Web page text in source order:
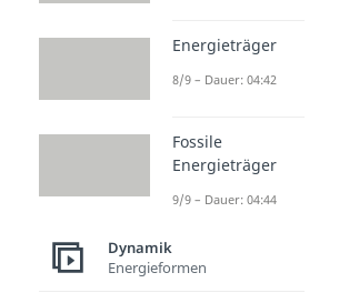
Energieträger
8/9 – Dauer: 04:42
Fossile
Energieträger
9/9 – Dauer: 04:44
Dynamik
Energieformen